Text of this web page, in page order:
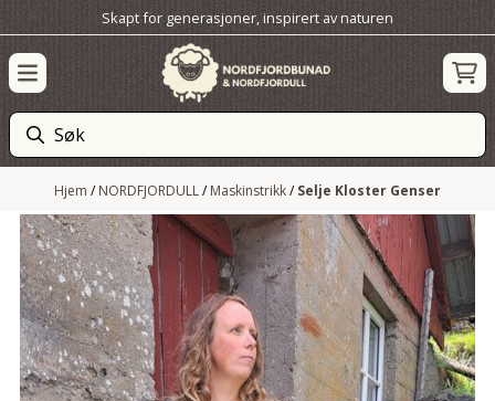
Hopp til innholdSkapt for generasjoner, inspirert av naturen
Hjem /NORDFJORDULL/Maskinstrikk/Selje Kloster Genser